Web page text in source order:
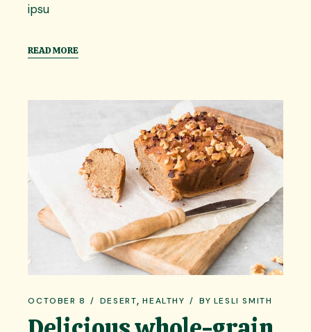
ipsu
READ MORE
OCTOBER 8 DESERT HEALTHY BY LESLI SMITH